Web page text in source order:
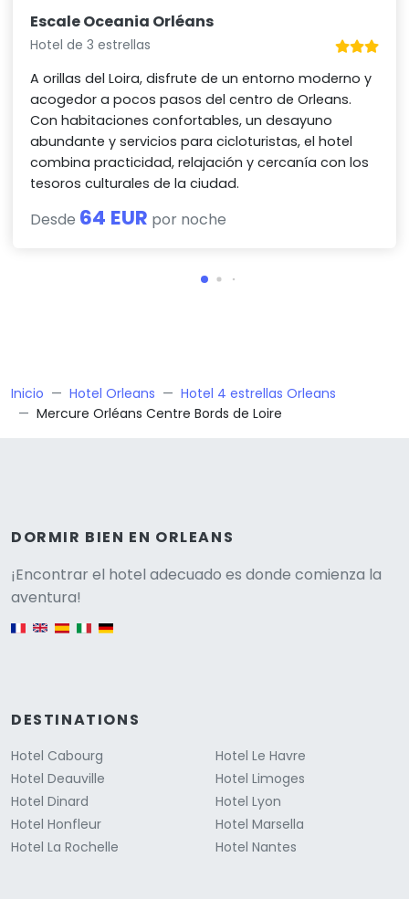
Escale Oceania Orléans
Hotel de 3 estrellas
A orillas del Loira, disfrute de un entorno moderno y
acogedor a pocos pasos del centro de Orleans.
Con habitaciones confortables, un desayuno
abundante y servicios para cicloturistas, el hotel
combina practicidad, relajación y cercanía con los
tesoros culturales de la ciudad.
Desde 64 EUR por noche
Inicio Hotel Orleans
Hotel 4 estrellas Orleans
Mercure Orléans Centre Bords de Loire
DORMIR BIEN EN ORLEANS
¡Encontrar el hotel adecuado es donde comienza la
aventura!
English version
DESTINATIONS
Hotel Cabourg
Hotel Deauville
Hotel Dinard
Hotel Honfleur
Hotel La Rochelle
Hotel Le Havre
Hotel Limoges
Hotel Lyon
Hotel Marsella
Hotel Nantes